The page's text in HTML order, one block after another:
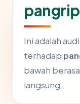
Ini adalah
terhadap
bawah
langsung.